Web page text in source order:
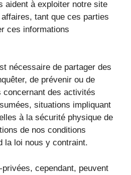
aident à exploiter notre site
tant que ces parties
ces informations
nécessaire de partager des
de prévenir ou de
concernant des activités
situations impliquant
à la sécurité physique de
de nos conditions
la loi nous y contraint.
cependant, peuvent